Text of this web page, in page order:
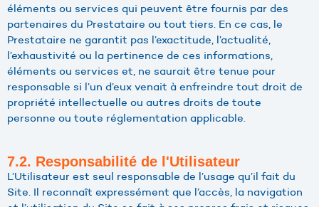
éléments ou services qui peuvent être fournis par des
partenaires du Prestataire ou tout tiers. En ce cas, le
Prestataire ne garantit pas l’exactitude, l’actualité,
l’exhaustivité ou la pertinence de ces informations,
éléments ou services et, ne saurait être tenue pour
responsable si l’un d’eux venait à enfreindre tout droit de
propriété intellectuelle ou autres droits de toute
personne ou toute réglementation applicable.
7.2. Responsabilité de l'Utilisateur
L’Utilisateur est seul responsable de l’usage qu’il fait du
Site. Il reconnaît expressément que l’accès, la navigation